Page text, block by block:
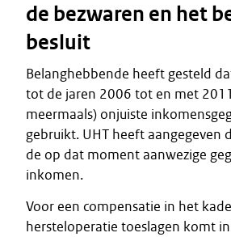
de bezwaren en het
besluit
Belanghebbende heeft gesteld
tot de jaren 2006 tot en met
meermaals) onjuiste
gebruikt. UHT heeft aangegeven
de op dat moment aanwezige
inkomen.
Voor een compensatie in het
hersteloperatie toeslagen komt in